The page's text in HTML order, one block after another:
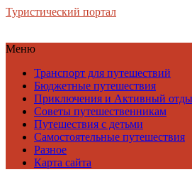
Туристический портал
Меню
Транспорт для путешествий
Бюджетные путешествия
Приключения и Активный
Советы путешественникам
Путешествия с детьми
Самостоятельные путешествия
Разное
Карта сайта